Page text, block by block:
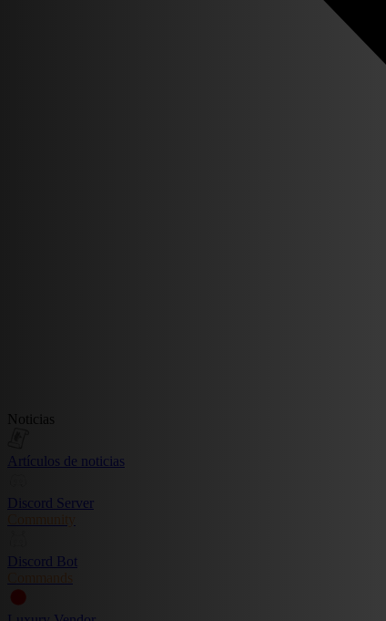
Noticias
Artículos de noticias
Discord Server
Community
Discord Bot